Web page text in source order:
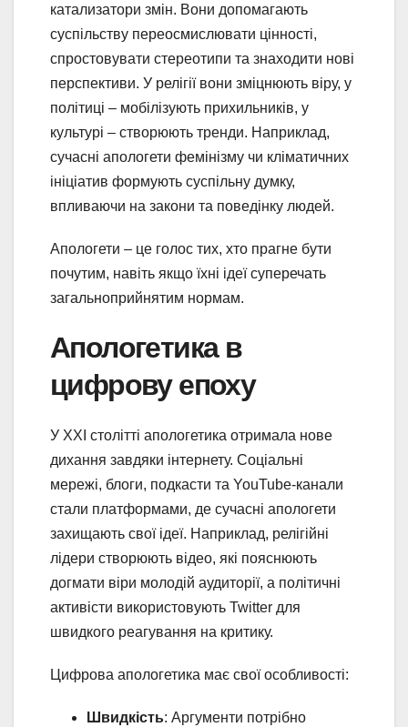
катализатори змін. Вони допомагають
суспільству переосмислювати цінності,
спростовувати стереотипи та знаходити нові
перспективи. У релігії вони зміцнюють віру, у
політиці – мобілізують прихильників, у
культурі – створюють тренди. Наприклад,
сучасні апологети фемінізму чи кліматичних
ініціатив формують суспільну думку,
впливаючи на закони та поведінку людей.
Апологети – це голос тих, хто прагне бути
почутим, навіть якщо їхні ідеї суперечать
загальноприйнятим нормам.
Апологетика в
цифрову епоху
У XXI столітті апологетика отримала нове
дихання завдяки інтернету. Соціальні
мережі, блоги, подкасти та YouTube-канали
стали платформами, де сучасні апологети
захищають свої ідеї. Наприклад, релігійні
лідери створюють відео, які пояснюють
догмати віри молодій аудиторії, а політичні
активісти використовують Twitter для
швидкого реагування на критику.
Цифрова апологетика має свої особливості:
Швидкість: Аргументи потрібно